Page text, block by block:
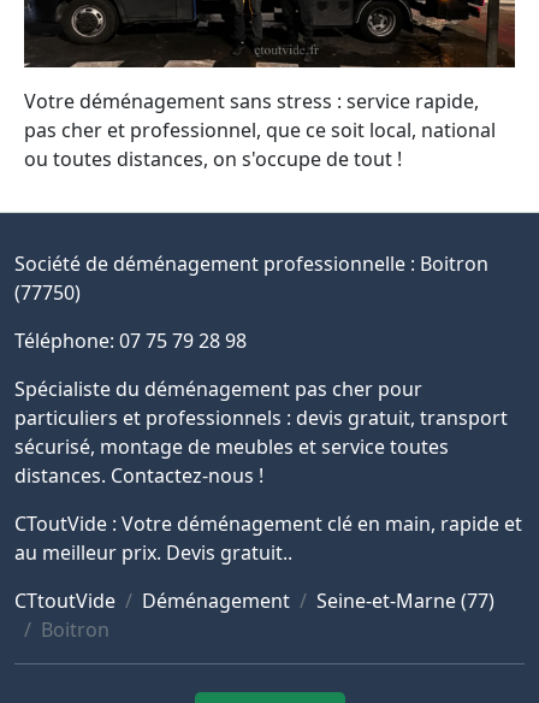
Votre déménagement sans stress : service rapide,
pas cher et professionnel, que ce soit local, national
ou toutes distances, on s'occupe de tout !
Société de déménagement professionnelle : Boitron
(77750)
Téléphone: 07 75 79 28 98
Spécialiste du déménagement pas cher pour
particuliers et professionnels : devis gratuit, transport
sécurisé, montage de meubles et service toutes
distances. Contactez-nous !
CToutVide : Votre déménagement clé en main, rapide et
au meilleur prix. Devis gratuit..
CTtoutVide
Déménagement
Seine-et-Marne (77)
Boitron